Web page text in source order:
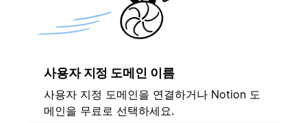
사용자 지정 도메인 이름
사용자 지정 도메인을 연결하거나 Notion 도
메인을 무료로 선택하세요.